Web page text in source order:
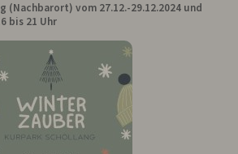
(Nachbarort) vom 27.12.-29.12.2024 und
bis 21 Uhr